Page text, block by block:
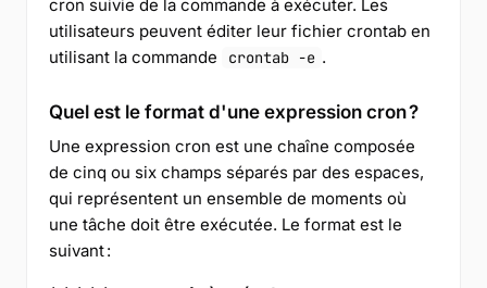
cron suivie de la commande à exécuter. Les
utilisateurs peuvent éditer leur fichier crontab en
utilisant la commande
crontab -e .
Quel est le format d'une expression cron ?
Une expression cron est une chaîne composée
de cinq ou six champs séparés par des espaces,
qui représentent un ensemble de moments où
une tâche doit être exécutée. Le format est le
suivant :